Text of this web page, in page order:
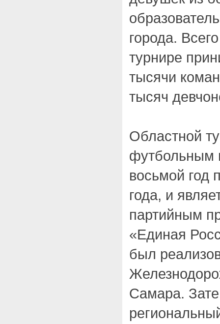
города.
турнире
тысячи
тысяч
Областной
футбольным
восьмой год
года, и
партийным
«Единая
был
Самара.